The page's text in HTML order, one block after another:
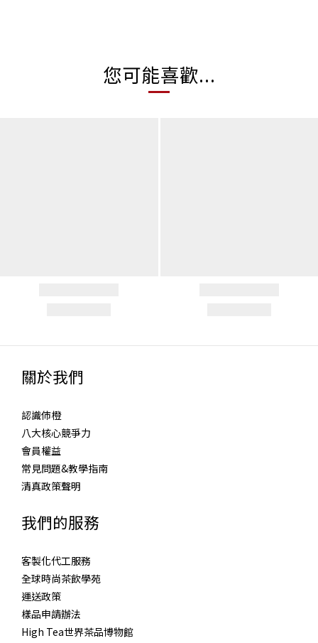
您可能喜歡...
關於我們
認識伂橙
八大核心競爭力
會員權益
常見問題&教學指南
清真政策聲明
我們的服務
客製化代工服務
全球時尚茶飲學苑
運送政策
樣品申請辦法
High Tea世界茶品博物館